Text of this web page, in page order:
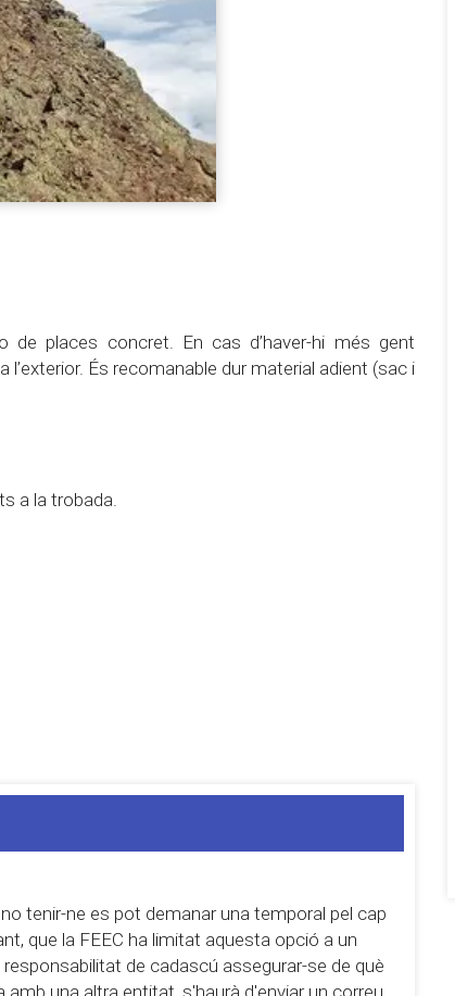
de places concret. En cas d’haver-hi més gent
És recomanable dur material adient (sac i
a la trobada.
tenir-ne es pot demanar una temporal pel cap
que la FEEC ha limitat aquesta opció a un
de cadascú assegurar-se de què